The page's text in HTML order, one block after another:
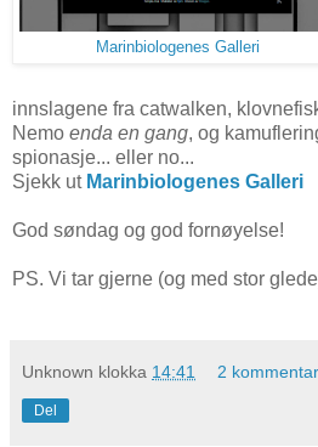
Marinbiologenes Galleri
innslagene fra catwalken,
Nemo enda en gang, og
spionasje... eller no...
Sjekk ut Marinbiologenes Galleri
God søndag og god fornøyelse!
PS. Vi tar gjerne (og med stor
Unknown klokka 14:41 2
Del